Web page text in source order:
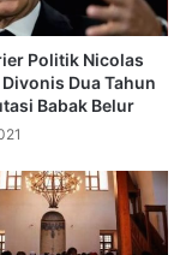
Politik Nicolas
Dua Tahun
Babak Belur